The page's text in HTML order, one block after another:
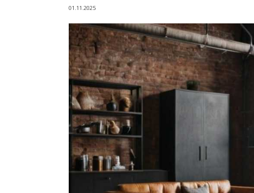
01.11.2025